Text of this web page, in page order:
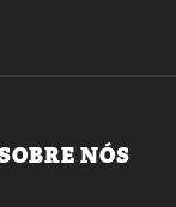
NÓS